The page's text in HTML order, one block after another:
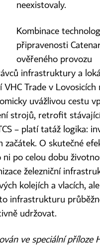
neexistovaly.
Kombinace
připravenosti
ověřeného provozu
infrastruktury a
VHC Trade v Lovosicích
uvážlivou cestu
strojů, retrofit
– platí tatáž logika:
začátek. O skutečné
ni po celou dobu
železniční
kolejích a vlacích, ale
infrastrukturu
udržovat.
ve speciální příloze